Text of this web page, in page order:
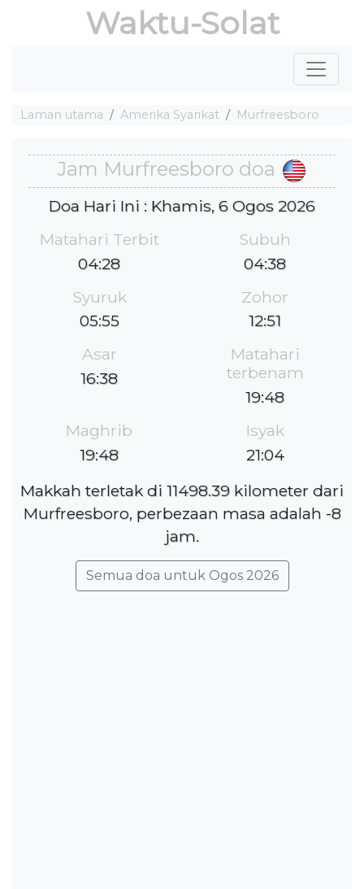
Waktu-Solat
Laman utama Amerika Syarikat Murfreesboro
Jam Murfreesboro doa
Doa Hari Ini : Khamis, 6 Ogos 2026
Matahari Terbit
04:28
Subuh
04:38
Syuruk
05:55
Zohor
12:51
Asar
16:38
Matahari
terbenam
19:48
Maghrib
19:48
Isyak
21:04
Makkah terletak di 11498.39 kilometer dari
Murfreesboro, perbezaan masa adalah -8
jam.
Semua doa untuk Ogos 2026